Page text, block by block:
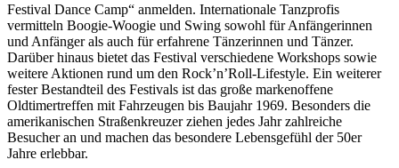
Festival Dance Camp“ anmelden. Internationale Tanzprofis
vermitteln Boogie-Woogie und Swing sowohl für Anfängerinnen
und Anfänger als auch für erfahrene Tänzerinnen und Tänzer.
Darüber hinaus bietet das Festival verschiedene Workshops sowie
weitere Aktionen rund um den Rock’n’Roll-Lifestyle. Ein weiterer
fester Bestandteil des Festivals ist das große markenoffene
Oldtimertreffen mit Fahrzeugen bis Baujahr 1969. Besonders die
amerikanischen Straßenkreuzer ziehen jedes Jahr zahlreiche
Besucher an und machen das besondere Lebensgefühl der 50er
Jahre erlebbar.